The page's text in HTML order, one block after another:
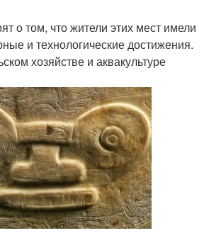
о том, что жители этих мест имели
и технологические достижения.
хозяйстве и аквакультуре